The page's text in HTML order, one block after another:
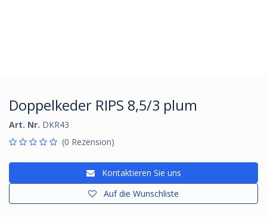
Doppelkeder RIPS 8,5/3 plum
Art. Nr. DKR43
(0 Rezension)
Kontaktieren Sie uns
Auf die Wunschliste